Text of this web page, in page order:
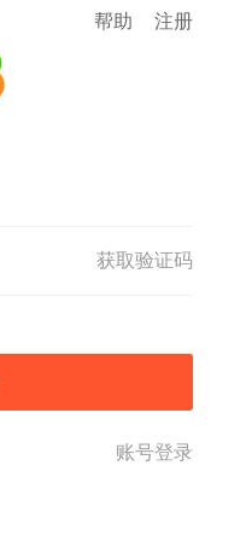
帮助 注册
获取验证码
账号登录